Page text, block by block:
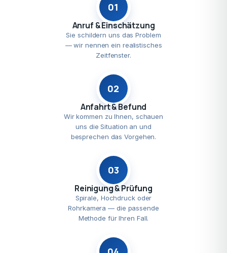
01
Anruf & Einschätzung
Sie schildern uns das Problem
— wir nennen ein realistisches
Zeitfenster.
02
Anfahrt & Befund
Wir kommen zu Ihnen, schauen
uns die Situation an und
besprechen das Vorgehen.
03
Reinigung & Prüfung
Spirale, Hochdruck oder
Rohrkamera — die passende
Methode für Ihren Fall.